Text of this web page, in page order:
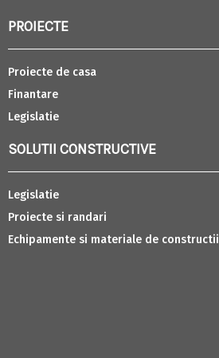
PROIECTE
Proiecte de casa
Finantare
Legislatie
SOLUTII CONSTRUCTIVE
Legislatie
Proiecte si randari
Echipamente si materiale de constructii